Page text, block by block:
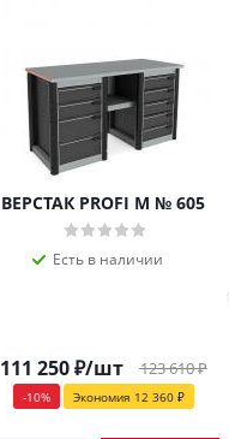
ВЕРСТАК PROFI M № 605
Есть в наличии
111 250₽/шт 123 610₽
-10% Экономия 12 360₽